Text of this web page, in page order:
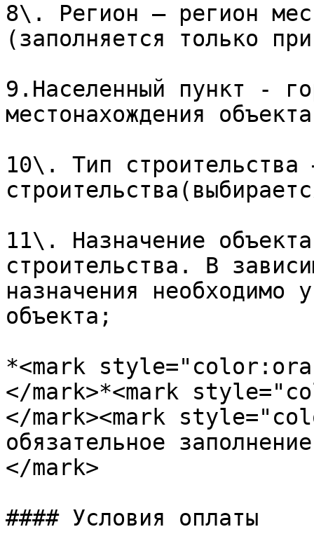
8\. Регион – регион
(заполняется только
9.Населенный пункт -
местонахождения
10\. Тип строительства
11\. Назначение
строительства. В
назначения необходимо
объекта;
*<mark
</mark>*<mark
</mark><mark
обязательное
</mark>
#### Условия оплаты